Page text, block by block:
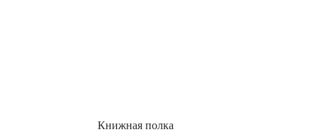
Книжная полка